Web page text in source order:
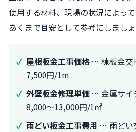
使用する材料、現場の状況によって
あくまで目安として参考にしましょ
屋根板金工事価格 … 棟板金交
7,500円/1m
外壁板金修理単価 … 金属サイ
8,000～13,000円/1㎡
雨どい板金工事費用 … 雨どい